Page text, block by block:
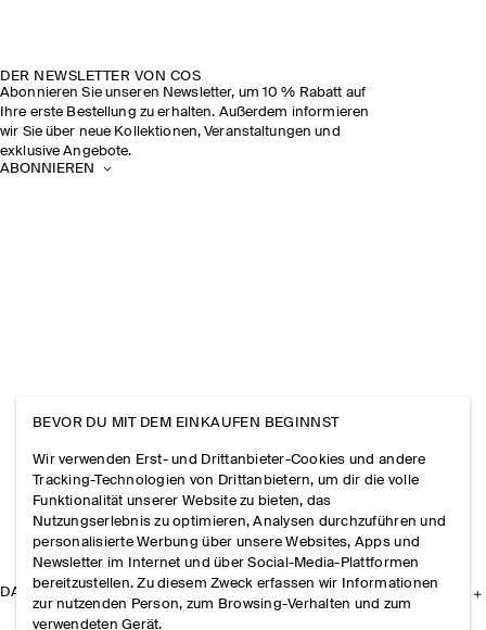
DER NEWSLETTER VON COS
Abonnieren Sie unseren Newsletter, um 10 % Rabatt auf
Ihre erste Bestellung zu erhalten. Außerdem informieren
wir Sie über neue Kollektionen, Veranstaltungen und
exklusive Angebote.
ABONNIEREN
DAS UNTERNEHMEN
BEVOR DU MIT DEM EINKAUFEN BEGINNST
Wir verwenden Erst- und Drittanbieter-Cookies und andere
Tracking-Technologien von Drittanbietern, um dir die volle
Funktionalität unserer Website zu bieten, das
Nutzungserlebnis zu optimieren, Analysen durchzuführen und
personalisierte Werbung über unsere Websites, Apps und
Newsletter im Internet und über Social-Media-Plattformen
bereitzustellen. Zu diesem Zweck erfassen wir Informationen
zur nutzenden Person, zum Browsing-Verhalten und zum
verwendeten Gerät.